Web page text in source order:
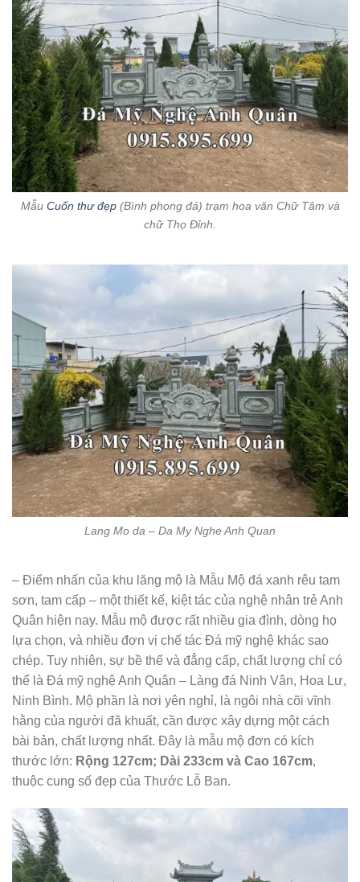
Mẫu Cuốn thư đẹp(Bình phong đá) trạm hoa văn Chữ Tâm và
chữ Thọ Đỉnh.
Lang Mo da – Da My Nghe Anh Quan
– Điểm nhấn của khu lăng mộ là Mẫu Mộ đá xanh rêu tam
sơn, tam cấp – một thiết kế, kiệt tác của nghệ nhân trẻ Anh
Quân hiện nay. Mẫu mộ được rất nhiều gia đình, dòng họ
lựa chọn, và nhiều đơn vị chế tác Đá mỹ nghệ khác sao
chép. Tuy nhiên, sự bề thế và đẳng cấp, chất lượng chỉ có
thể là Đá mỹ nghệ Anh Quân – Làng đá Ninh Vân, Hoa Lư,
Ninh Bình. Mộ phần là nơi yên nghỉ, là ngôi nhà cõi vĩnh
hằng của người đã khuất, cần được xây dựng một cách
bài bản, chất lượng nhất. Đây là mẫu mộ đơn có kích
thước lớn: Rộng 127cm; Dài 233cm và Cao 167cm,
thuộc cung số đẹp của Thước Lỗ Ban.